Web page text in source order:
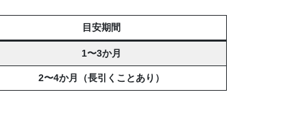
目安期間
1〜3か月
2〜4か月（長引くことあり）